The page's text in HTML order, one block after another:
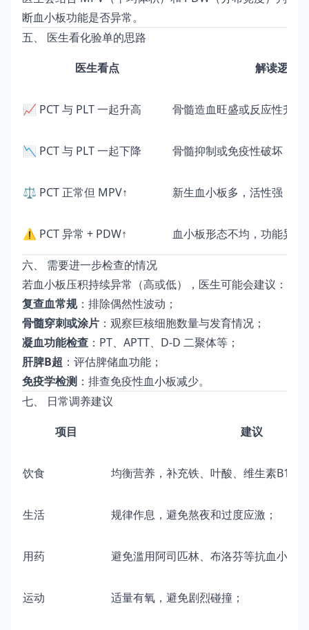
断血小板功能是否异常。
五、 医生看化验单的思路
医生看点
解读逻辑
📈 PCT 与 PLT 一起升高 骨髓造血旺盛或反应性升高
📉 PCT 与 PLT 一起下降 骨髓抑制或免疫性破坏
⚖️ PCT 正常但 MPV↑ 新生血小板多，活性强
⚠️ PCT 异常 + PDW↑ 血小板形态不均，功能异常
六、 需要进一步检查的情况
若血小板压积持续异常（高或低），医生可能会建议：
复查血常规：排除偶然性波动；
骨髓穿刺或涂片 ：观察巨核细胞数量与发育情况；
凝血功能检查 ：PT、APTT、D-D 二聚体等；
肝脾B超 ：评估脾储血功能；
免疫学检测 ：排查免疫性血小板减少。
七、 日常调养建议
项目
建议
饮食 均衡营养，补充铁、叶酸、维生素B12；
生活 规律作息，避免熬夜和过度应激；
用药 避免滥用阿司匹林、布洛芬等抗血小板
运动 适量有氧，避免剧烈碰撞；